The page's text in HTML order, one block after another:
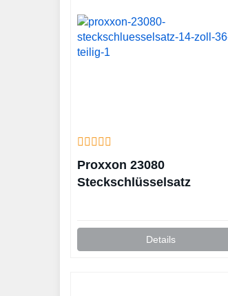
Proxxon 23080
Steckschlüsselsatz
Details